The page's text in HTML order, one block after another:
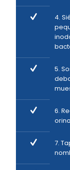
4.
5.
6.
7.